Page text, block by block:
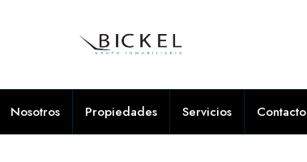
Nosotros Propiedades Servicios Contacto